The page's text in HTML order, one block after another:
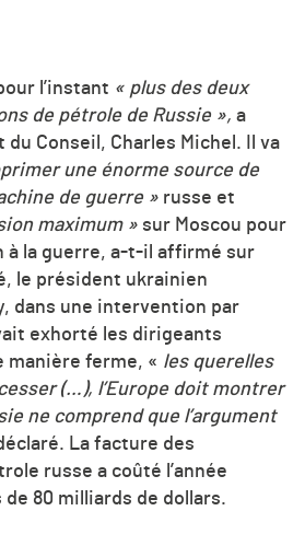
l’instant « plus des deux
de pétrole de Russie », a
Conseil, Charles Michel. Il va
une énorme source de
de guerre » russe et
maximum » sur Moscou pour
à la guerre, a-t-il affirmé sur
le président ukrainien
dans une intervention par
exhorté les dirigeants
manière ferme, « les querelles
(…), l’Europe doit montrer
ne comprend que l’argument
La facture des
russe a coûté l’année
de 80 milliards de dollars.